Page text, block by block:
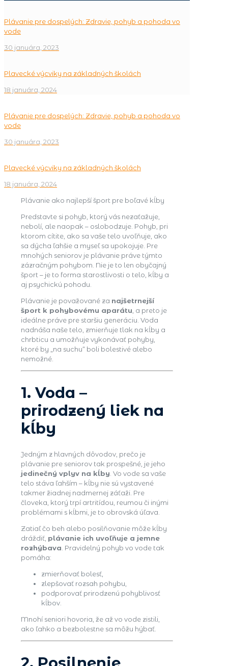
Plávanie pre dospelých: Zdravie, pohyb a pohoda vo
vode
30 januára, 2023
Plavecké výcviky na základných školách
18 januára, 2024
Plávanie pre dospelých: Zdravie, pohyb a pohoda vo
vode
30 januára, 2023
Plavecké výcviky na základných školách
18 januára, 2024
Plávanie ako najlepší šport pre boľavé kĺby
Predstavte si pohyb, ktorý vás nezaťažuje,
nebolí, ale naopak – oslobodzuje. Pohyb, pri
ktorom cítite, ako sa vaše telo uvoľňuje, ako
sa dýcha ľahšie a myseľ sa upokojuje. Pre
mnohých seniorov je plávanie práve týmto
zázračným pohybom. Nie je to len obyčajný
šport – je to forma starostlivosti o telo, kĺby a
aj psychickú pohodu.
Plávanie je považované za najšetrnejší
šport k pohybovému aparátu, a preto je
ideálne práve pre staršiu generáciu. Voda
nadnáša naše telo, zmierňuje tlak na kĺby a
chrbticu a umožňuje vykonávať pohyby,
ktoré by „na suchu“ boli bolestivé alebo
nemožné.
1. Voda –
prirodzený liek na
kĺby
Jedným z hlavných dôvodov, prečo je
plávanie pre seniorov tak prospešné, je jeho
jedinečný vplyv na kĺby. Vo vode sa vaše
telo stáva ľahším – kĺby nie sú vystavené
takmer žiadnej nadmernej záťaži. Pre
človeka, ktorý trpí artritídou, reumou či inými
problémami s kĺbmi, je to obrovská úľava.
Zatiaľ čo beh alebo posilňovanie môže kĺby
dráždiť, plávanie ich uvoľňuje a jemne
rozhýbava. Pravidelný pohyb vo vode tak
pomáha:
zmierňovať bolesť,
zlepšovať rozsah pohybu,
podporovať prirodzenú pohyblivosť
kĺbov.
Mnohí seniori hovoria, že až vo vode zistili,
ako ľahko a bezbolestne sa môžu hýbať.